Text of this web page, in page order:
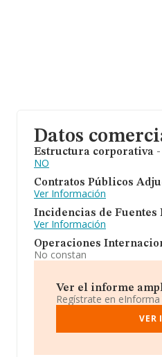
Datos
Estructura corporativa
NO
Contratos Públicos
Ver Información
Incidencias de Fuentes
Ver Información
Operaciones
No constan
Ver el informe
Regístrate en
VER